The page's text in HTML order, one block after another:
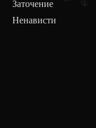
Заточение
Ненависти